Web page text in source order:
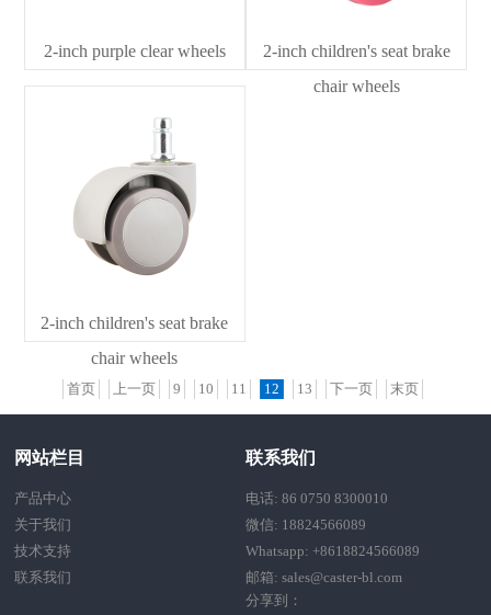
2-inch purple clear wheels
2-inch children's seat brake
chair wheels
2-inch children's seat brake
chair wheels
首页 上一页 9 10 11 12 13 下一页 末页
网站栏目
产品中心
关于我们
技术支持
联系我们
联系我们
电话: 86 0750 8300010
微信: 18824566089
Whatsapp: +8618824566089
邮箱: sales@caster-bl.com
分享到：